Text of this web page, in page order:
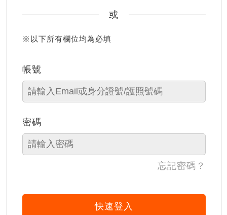
或
※以下所有欄位均為必填
帳號
密碼
忘記密碼？
快速登入